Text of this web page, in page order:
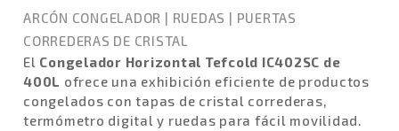
ARCÓN CONGELADOR | RUEDAS | PUERTAS
CORREDERAS DE CRISTAL
El Congelador Horizontal Tefcold IC402SC de
400L ofrece una exhibición eficiente de productos
congelados con tapas de cristal correderas,
termómetro digital y ruedas para fácil movilidad.